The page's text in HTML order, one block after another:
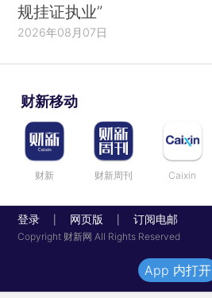
规挂证执业”
2026年08月07日
财新移动
财新 财新周刊 Caixin
登录 网页版 订阅电邮
Copyright 财新网 All Rights Reserved
App 内打开